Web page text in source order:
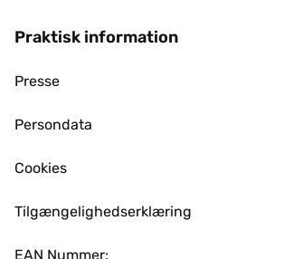
Praktisk information
Presse
Persondata
Cookies
Tilgængelighedserklæring
EAN Nummer: